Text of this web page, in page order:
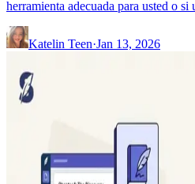
herramienta adecuada para usted o si
Katelin Teen·Jan 13, 2026